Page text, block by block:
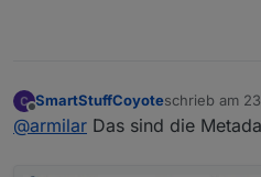
Offline
SmartStuffCoyoteschrieb am
zuletzt
@armilar Das sind die